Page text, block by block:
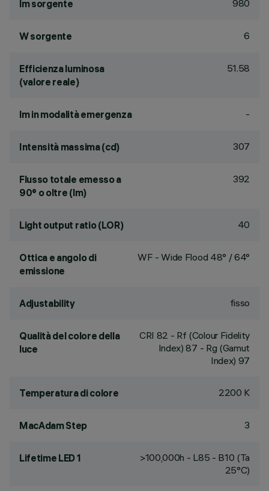
lm sorgente 980
W sorgente 6
Efficienza luminosa
(valore reale)
51.58
lm in modalità emergenza -
Intensità massima (cd) 307
Flusso totale emesso a
90° o oltre (lm)
392
Light output ratio (LOR) 40
Ottica e angolo di
emissione
WF - Wide Flood 48° / 64°
Adjustability fisso
Qualità del colore della
luce
CRI 82 - Rf (Colour Fidelity
Index) 87 - Rg (Gamut
Index) 97
Temperatura di colore 2200 K
MacAdam Step 3
Lifetime LED 1
>100,000h - L85 - B10 (Ta
25°C)